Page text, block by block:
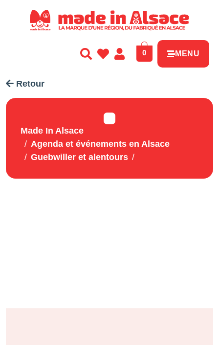
0 MENU
Retour
Made In Alsace
Agenda et événements en Alsace
Guebwiller et alentours